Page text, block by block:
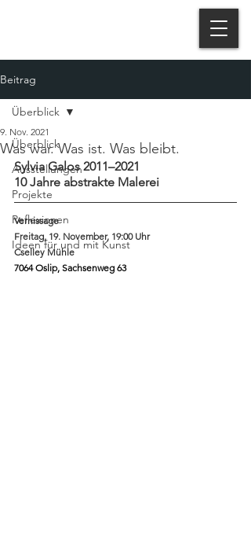
Beitrag
Überblick
Ausstellungen
Projekte
Reflexionen
Ideen für und mit Kunst
Überblick
Was war. Was ist. Was bleibt.
9. Nov. 2021
Sylvia Galos 2011–2021
10 Jahre abstrakte Malerei
Vernissage
Freitag, 19. November, 19:00 Uhr
Cselley Mühle
7064 Oslip, Sachsenweg 63